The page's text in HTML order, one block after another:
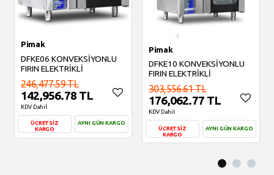
Pimak
DFKE06 KONVEKSİYONLU
FIRIN ELEKTRİKLİ
246,477.59 TL
142,956.78 TL
KDV Dahil
ÜCRETSİZ
KARGO
AYNI GÜN KARGO
Pimak
DFKE10 KONVEKSİYONLU
FIRIN ELEKTRİKLİ
303,556.61 TL
176,062.77 TL
KDV Dahil
ÜCRETSİZ
KARGO
AYNI GÜN KARGO